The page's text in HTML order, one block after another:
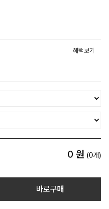
혜택보기
0 원 (0개)
바로구매